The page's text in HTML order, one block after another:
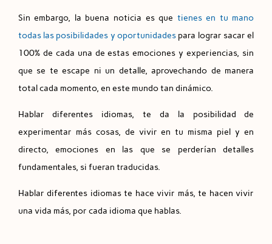
Sin embargo, la buena noticia es que tienes en tu mano
todas las posibilidades y oportunidades para lograr sacar el
100% de cada una de estas emociones y experiencias, sin
que se te escape ni un detalle, aprovechando de manera
total cada momento, en este mundo tan dinámico.
Hablar diferentes idiomas, te da la posibilidad de
experimentar más cosas, de vivir en tu misma piel y en
directo, emociones en las que se perderían detalles
fundamentales, si fueran traducidas.
Hablar diferentes idiomas te hace vivir más, te hacen vivir
una vida más, por cada idioma que hablas.